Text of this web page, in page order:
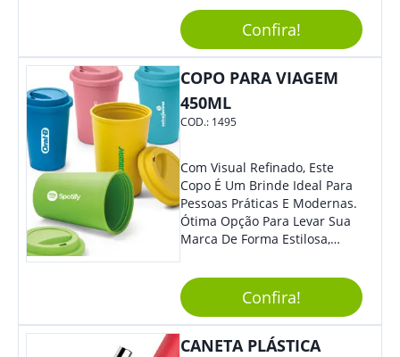
Sua Empresa Terá O Grande
Destaque Merecido.
Confira!
COPO PARA VIAGEM
450ML
COD.: 1495
Com Visual Refinado, Este
Copo É Um Brinde Ideal Para
Pessoas Práticas E Modernas.
Ótima Opção Para Levar Sua
Marca De Forma Estilosa,
Empresa Em Eventos,
Reuniões Corporativas Ou Até
Mesmo Para Presentear
Colaboradores.
Confira!
CANETA PLÁSTICA